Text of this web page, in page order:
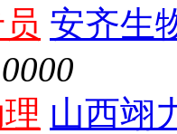
安齐生
山西翊